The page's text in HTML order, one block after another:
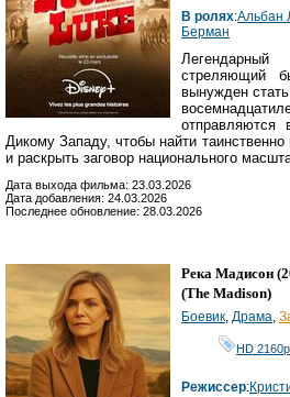
В ролях:Альбан
Берман
стреляющий
вынужден
отправляются
Дикому Западу, чтобы найти
и раскрыть заговор национального
Дата выхода фильма: 23.03.2026
Дата добавления: 24.03.2026
Последнее обновление: 28.03.2026
Река Мадисон
(The Madison)
Боевик, Драма,
HD 2160р
Режиссер: